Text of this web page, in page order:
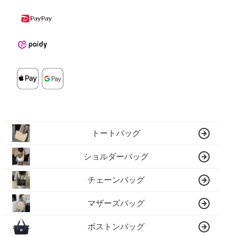
トートバッグ
ショルダーバッグ
チェーンバッグ
マザーズバッグ
ボストンバッグ